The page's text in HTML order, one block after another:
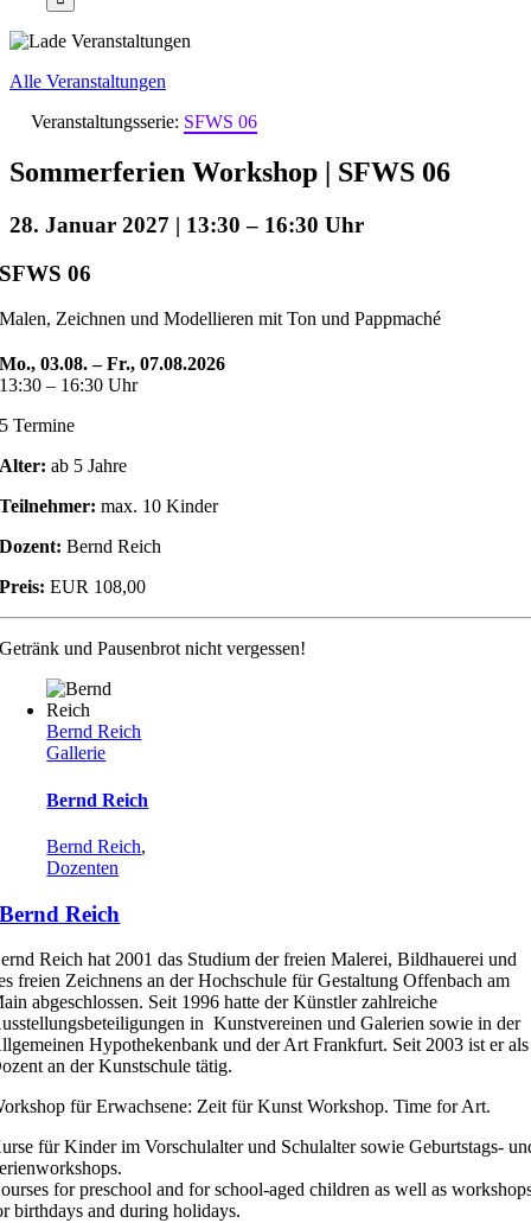
Alle Veranstaltungen
Veranstaltungsserie: SFWS 06
Sommerferien Workshop | SFWS 06
28. Januar 2027 | 13:30 – 16:30
SFWS 06
Malen, Zeichnen und Modellieren mit Ton und Pappmaché
Mo., 03.08. – Fr., 07.08.2026
13:30 – 16:30 Uhr
5 Termine
Alter: ab 5 Jahre
Teilnehmer: max. 10 Kinder
Dozent: Bernd Reich
Preis: EUR 108,00
Getränk und Pausenbrot nicht vergessen!
Bernd Reich
Gallerie
Bernd Reich
Bernd Reich,
Dozenten
Bernd Reich
Reich hat 2001 das Studium der freien Malerei, Bildhauerei und
freien Zeichnens an der Hochschule für Gestaltung Offenbach am
abgeschlossen. Seit 1996 hatte der Künstler zahlreiche
in Kunstvereinen und Galerien sowie in der
Hypothekenbank und der Art Frankfurt. Seit 2003 ist er als
an der Kunstschule tätig.
für Erwachsene: Zeit für Kunst Workshop. Time for Art.
für Kinder im Vorschulalter und Schulalter sowie Geburtstags-
for preschool and for school-aged children as well as
birthdays and during holidays.